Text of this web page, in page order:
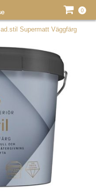
0
ad.stil Supermatt Väggfärg